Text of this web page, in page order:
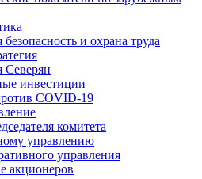
и охрана труда
Северян
инвестиции
COVID‑19
комитета
управлению
управления
акционеров